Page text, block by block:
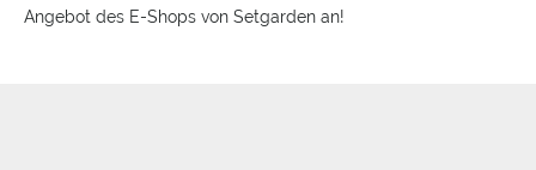
Angebot des E-Shops von Setgarden an!